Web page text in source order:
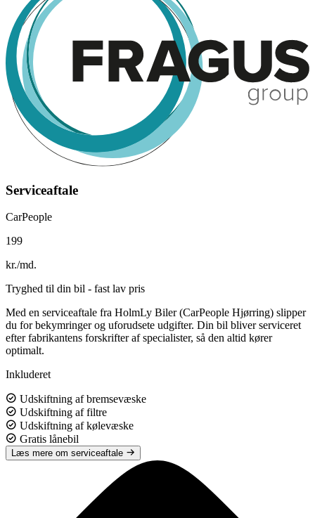
Serviceaftale
CarPeople
199
kr./md.
Tryghed til din bil - fast lav pris
Med en serviceaftale fra HolmLy Biler (CarPeople Hjørring) slipper
du for bekymringer og uforudsete udgifter. Din bil bliver serviceret
efter fabrikantens forskrifter af specialister, så den altid kører
optimalt.
Inkluderet
Udskiftning af bremsevæske
Udskiftning af filtre
Udskiftning af kølevæske
Gratis lånebil
Læs mere om serviceaftale